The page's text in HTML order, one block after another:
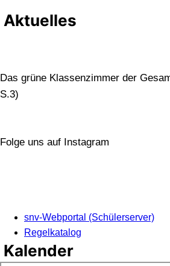
Aktuelles
Das grüne Klassenzimmer der
S.3)
Folge uns auf Instagram
snv-Webportal (Schülerserver)
Regelkatalog
Kalender